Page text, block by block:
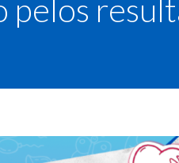
Bonecar
pelos